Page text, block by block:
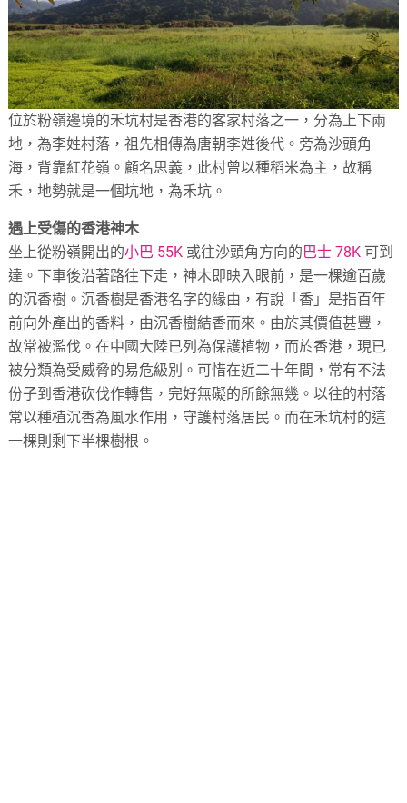
位於粉嶺邊境的禾坑村是香港的客家村落之一，分為上下兩
地，為李姓村落，祖先相傳為唐朝李姓後代。旁為沙頭角
海，背靠紅花嶺。顧名思義，此村曾以種稻米為主，故稱
禾，地勢就是一個坑地，為禾坑。
遇上受傷的香港神木
坐上從粉嶺開出的小巴 55K 或往沙頭角方向的 巴士 78K 可到
達。下車後沿著路往下走，神木即映入眼前，是一棵逾百歲
的沉香樹。沉香樹是香港名字的緣由，有說「香」是指百年
前向外產出的香料，由沉香樹結香而來。由於其價值甚豐，
故常被濫伐。在中國大陸已列為保護植物，而於香港，現已
被分類為受威脅的易危級別。可惜在近二十年間，常有不法
份子到香港砍伐作轉售，完好無礙的所餘無幾。以往的村落
常以種植沉香為風水作用，守護村落居民。而在禾坑村的這
一棵則剩下半棵樹根。